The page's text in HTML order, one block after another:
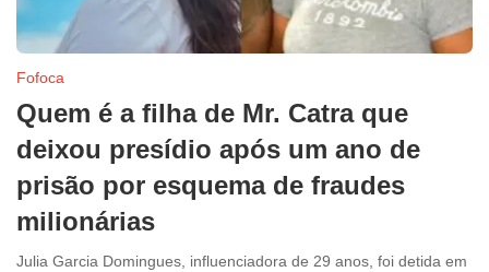
Fofoca
Quem é a filha de Mr. Catra que
deixou presídio após um ano de
prisão por esquema de fraudes
milionárias
Julia Garcia Domingues, influenciadora de 29 anos, foi detida em